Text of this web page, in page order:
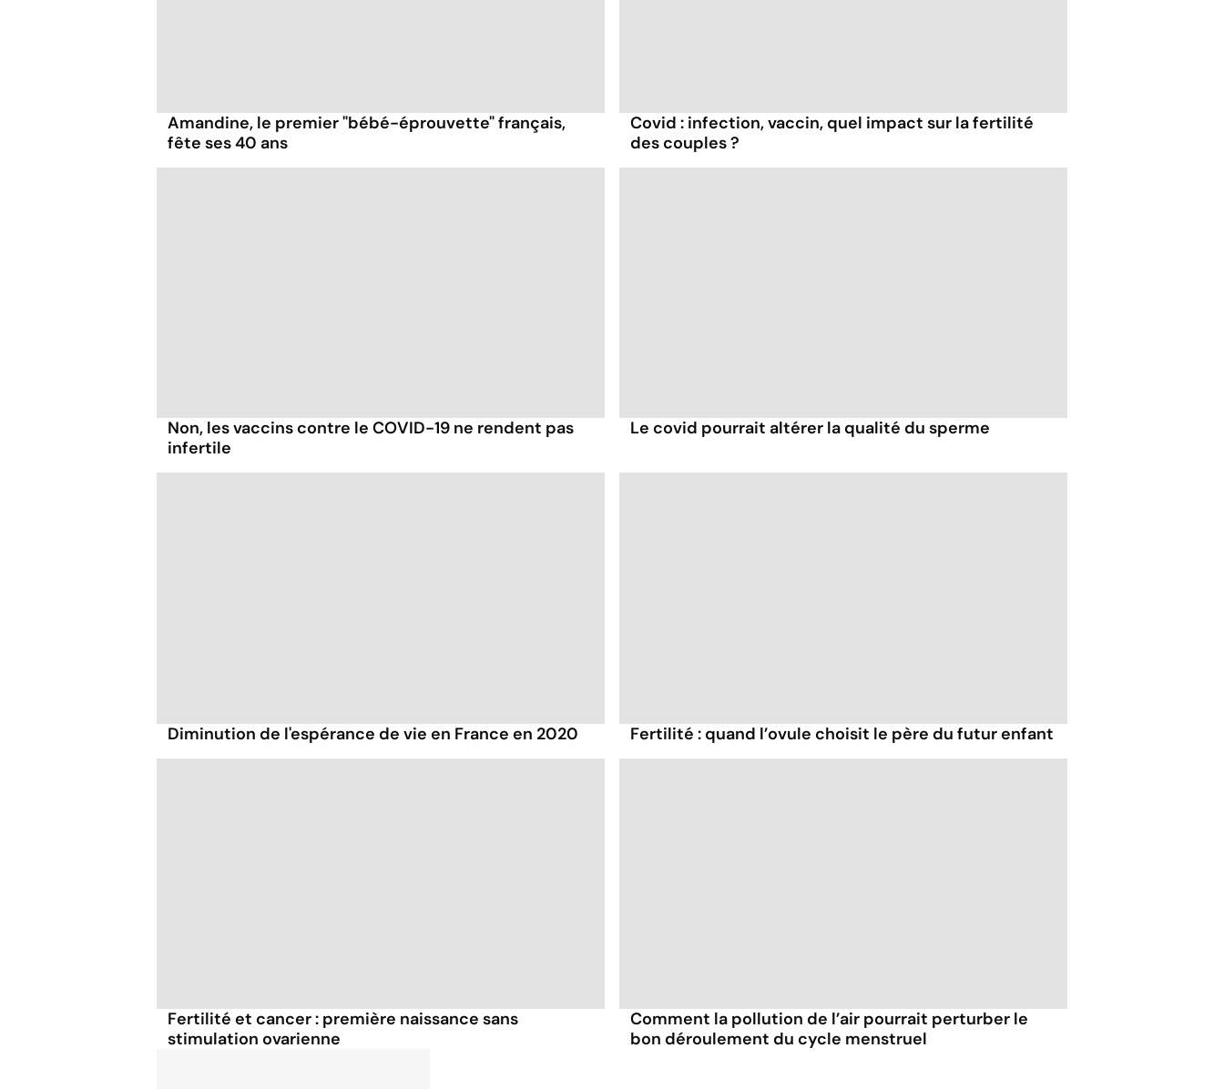
Amandine, le premier "bébé-éprouvette" français,
fête ses 40 ans
Covid : infection, vaccin, quel impact sur la fertilité
des couples ?
Non, les vaccins contre le COVID-19 ne rendent pas
infertile
Le covid pourrait altérer la qualité du sperme
Diminution de l'espérance de vie en France en 2020 Fertilité : quand l’ovule choisit le père du futur enfant
Fertilité et cancer : première naissance sans
stimulation ovarienne
Comment la pollution de l’air pourrait perturber le
bon déroulement du cycle menstruel